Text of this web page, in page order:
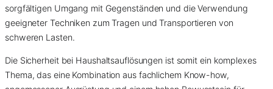
sorgfältigen Umgang mit Gegenständen und die Verwendung
geeigneter Techniken zum Tragen und Transportieren von
schweren Lasten.
Die Sicherheit bei Haushaltsauflösungen ist somit ein komplexes
Thema, das eine Kombination aus fachlichem Know-how,